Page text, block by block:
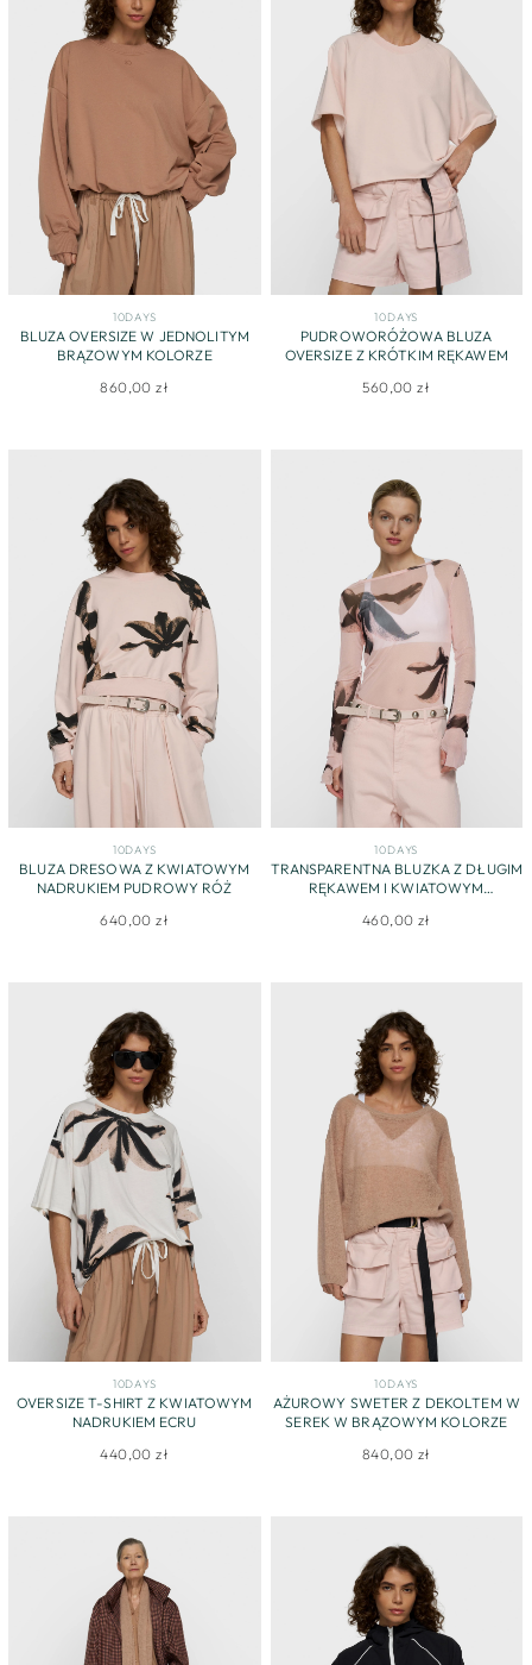
10DAYS
BLUZA OVERSIZE W JEDNOLITYM
BRĄZOWYM KOLORZE
860,00 zł
10DAYS
PUDROWORÓŻOWA BLUZA
OVERSIZE Z KRÓTKIM RĘKAWEM
560,00 zł
10DAYS
BLUZA DRESOWA Z KWIATOWYM
NADRUKIEM PUDROWY RÓŻ
640,00 zł
10DAYS
TRANSPARENTNA BLUZKA Z DŁUGIM
RĘKAWEM I KWIATOWYM
460,00 zł
10DAYS
OVERSIZE T-SHIRT Z KWIATOWYM
NADRUKIEM ECRU
440,00 zł
10DAYS
AŻUROWY SWETER Z DEKOLTEM W
SEREK W BRĄZOWYM KOLORZE
840,00 zł